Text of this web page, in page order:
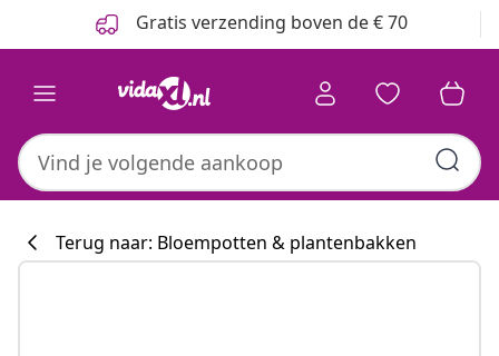
Gratis verzending boven de € 70
Terug naar: Bloempotten & plantenbakken